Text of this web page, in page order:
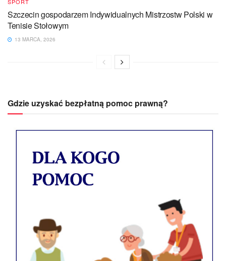
Szczecin gospodarzem Indywidualnych Mistrzostw Polski w
Tenisie Stołowym
13 MARCA, 2026
Gdzie uzyskać bezpłatną pomoc prawną?